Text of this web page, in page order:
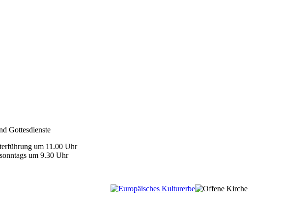
Gottesdienste
um 11.00 Uhr
um 9.30 Uhr